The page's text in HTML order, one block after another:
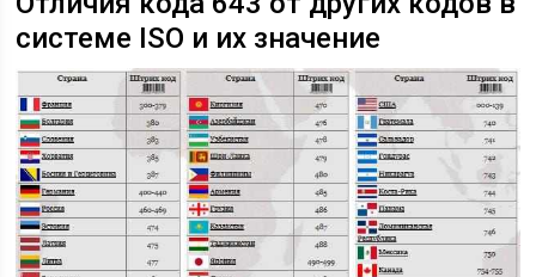
системе ISO и их значение